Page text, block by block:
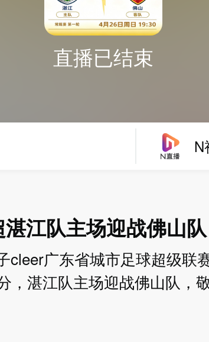
直播已结束
N
江队主场迎战佛山队
cleer广东省城市足球超级联
，湛江队主场迎战佛山队，